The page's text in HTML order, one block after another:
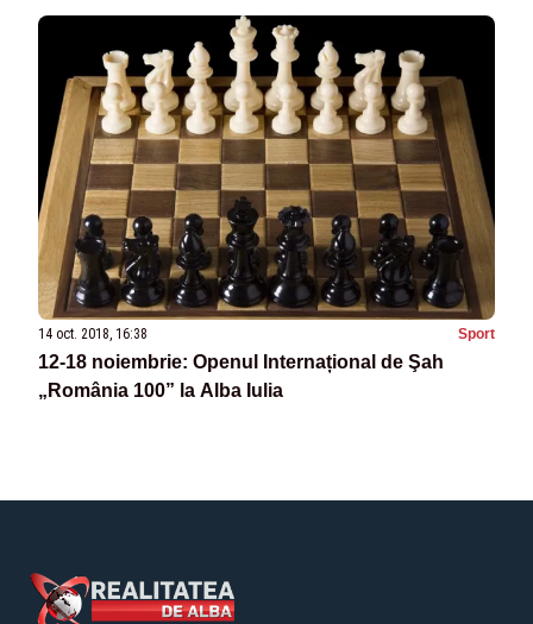
14 oct. 2018, 16:38 Sport
12-18 noiembrie: Openul Internațional de Şah
„România 100” la Alba Iulia